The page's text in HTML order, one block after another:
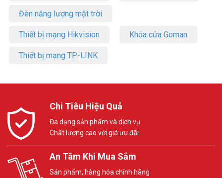
Đèn năng lượng mặt trời
Thiết bị mạng Hikvision Khóa cửa Goman
Thiết bị mạng TP-LINK
Chi Tiêu Hiệu Quả
Đa dạng sản phẩm và dịch vụ
Chất lượng cao với giá ưu đãi
An Tâm Khi Mua Sắm
Sản phẩm, hàng hóa chính hãng